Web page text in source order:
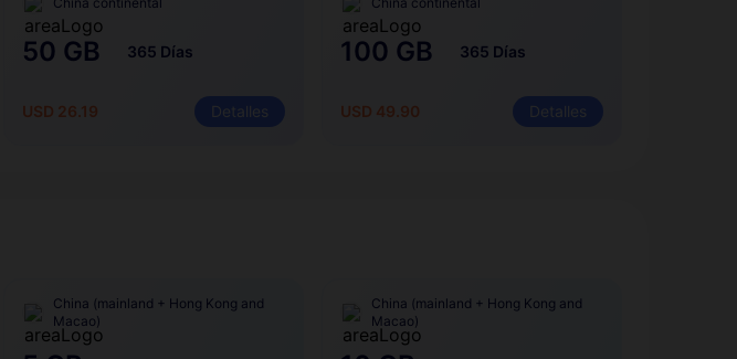
50 GB 365 Días
USD 26.19 Detalles
100 GB 365 Días
USD 49.90 Detalles
China (mainland + Hong Kong and
Macao)
China (mainland + Hong Kong and
Macao)